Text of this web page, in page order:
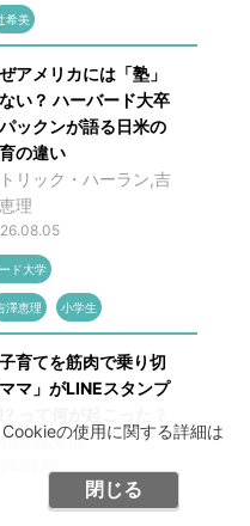
の使用に関する詳細は
閉じる
希美
アメリカには「塾」
い？ ハーバード大卒
ックンが語る日米の
の違い
リック・ハーラン,吉
理
ド大学
澤恵理 小学生
子育てを筋肉で乗り切
マ」がLINEスタンプ
編集部